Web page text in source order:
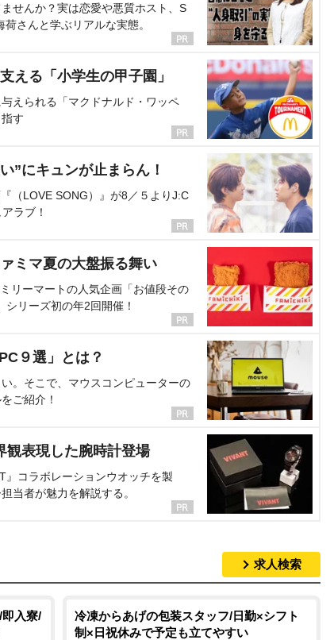
せんか？実は恋愛や悪質ホスト、S
さんと学ぶリアルな実態。
える「小学生の甲子園」
えられる「マクドナルド・ワッペ
す
”にキュンが止まらん！
（LOVE SONG）』が8／５よりJ:C
ラブ！
ミマ夏の大盤振る舞い
リーマートの人気企画「お値段その
リーズ初の年2回開催！
９選」とは？
。そこで、マウスコンピューターの
ご紹介！
観表現した腕時計登場
』コラボレーションウオッチを製
当者が魅力を解説する。
求人検索
即入寮/
冷凍からあげの包装スタッフ/日勤×シフト
制×日祝休みで予定も立てやすい